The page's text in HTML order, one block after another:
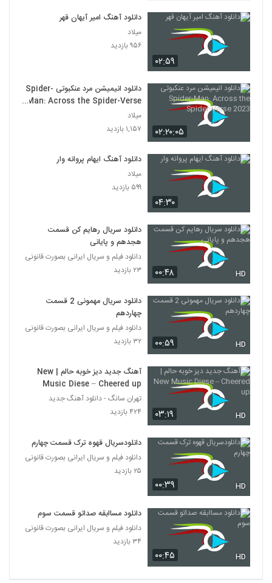
۰۲:۵۹
دانلود آهنگ امیر آیهان قهر
میلاد
۹۵۶ بازدید
۰۲:۲۰:۰۵
دانلود انیمیشن مرد عنکبوتی Spider-
Man: Across the Spider-Verse
2023
میلاد
۱,۱۵۷ بازدید
۰۴:۳۰
دانلود آهنگ ایهام پروانه وار
میلاد
۵۹۹ بازدید
۰۰:۴۸ HD
دانلود سریال رهایم کن قسمت
هجدهم و پایانی
دانلود فیلم و سریال ایرانی بصورت قانونی
۲۳ بازدید
۰۰:۵۹ HD
دانلود سریال مهمونی 2 قسمت
چهاردهم
دانلود فیلم و سریال ایرانی بصورت قانونی
۳۲ بازدید
۰۳:۱۹ HD
آهنگ جدید دیز خوبه حالم | New
Music Diese – Cheered up
تهران سانگ - دانلود آهنگ جدید
۴۲۴ بازدید
۰۰:۳۹ HD
دانلودسریال قهوه ترک قسمت چهارم
دانلود فیلم و سریال ایرانی بصورت قانونی
۲۵ بازدید
۰۰:۴۵ HD
دانلود مساابقه صداتو قسمت سوم
دانلود فیلم و سریال ایرانی بصورت قانونی
۳۴ بازدید